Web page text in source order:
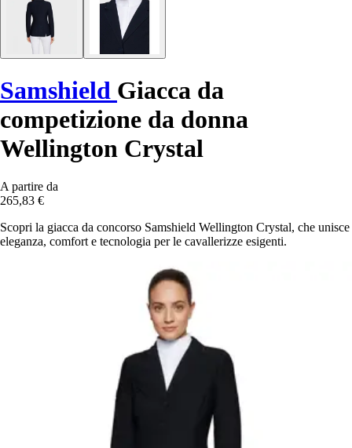
Samshield Giacca da
competizione da donna
Wellington Crystal
A partire da
265,83 €
Scopri la giacca da concorso Samshield Wellington Crystal, che unisce
eleganza, comfort e tecnologia per le cavallerizze esigenti.